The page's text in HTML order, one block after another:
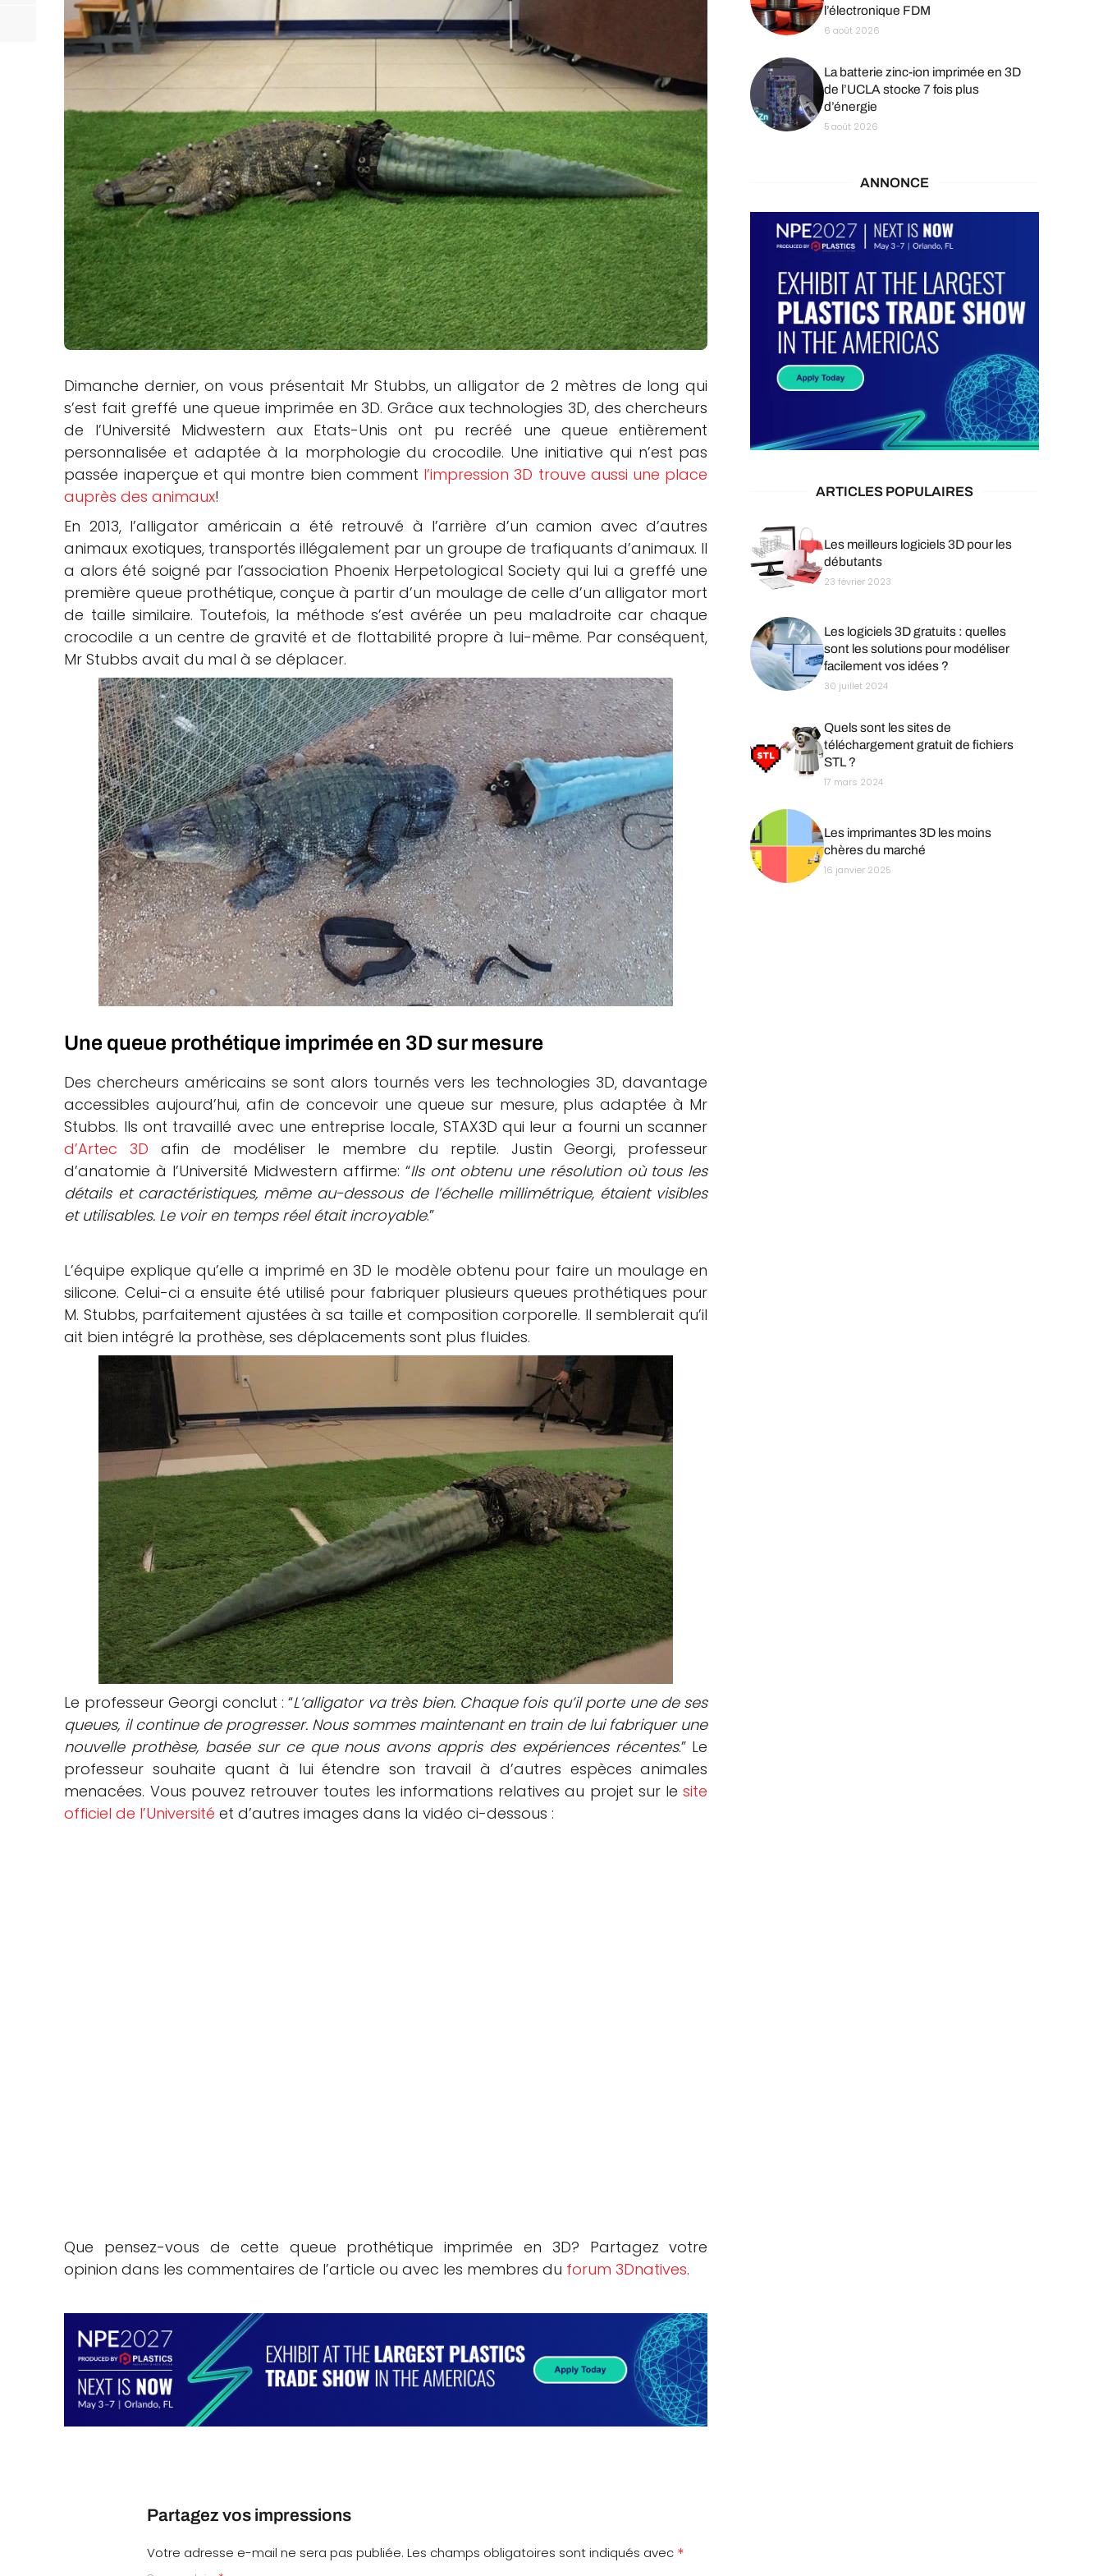
Logiciels 3D
Vidéos
Dimanche dernier, on vous présentait Mr Stubbs, un alligator de 2 mètres de long qui
s’est fait greffé une queue imprimée en 3D. Grâce aux technologies 3D, des chercheurs
de l’Université Midwestern aux Etats-Unis ont pu recréé une queue entièrement
personnalisée et adaptée à la morphologie du crocodile. Une initiative qui n’est pas
passée inaperçue et qui montre bien comment l’impression 3D trouve aussi une place
auprès des animaux!
En 2013, l’alligator américain a été retrouvé à l’arrière d’un camion avec d’autres
animaux exotiques, transportés illégalement par un groupe de trafiquants d’animaux. Il
a alors été soigné par l’association Phoenix Herpetological Society qui lui a greffé une
première queue prothétique, conçue à partir d’un moulage de celle d’un alligator mort
de taille similaire. Toutefois, la méthode s’est avérée un peu maladroite car chaque
crocodile a un centre de gravité et de flottabilité propre à lui-même. Par conséquent,
Mr Stubbs avait du mal à se déplacer.
Une queue prothétique imprimée en 3D sur mesure
Des chercheurs américains se sont alors tournés vers les technologies 3D, davantage
accessibles aujourd’hui, afin de concevoir une queue sur mesure, plus adaptée à Mr
Stubbs. Ils ont travaillé avec une entreprise locale, STAX3D qui leur a fourni un scanner
d’Artec 3D afin de modéliser le membre du reptile. Justin Georgi, professeur
d’anatomie à l’Université Midwestern affirme: “Ils ont obtenu une résolution où tous les
détails et caractéristiques, même au-dessous de l’échelle millimétrique, étaient visibles
et utilisables. Le voir en temps réel était incroyable.”
L’équipe explique qu’elle a imprimé en 3D le modèle obtenu pour faire un moulage en
silicone. Celui-ci a ensuite été utilisé pour fabriquer plusieurs queues prothétiques pour
M. Stubbs, parfaitement ajustées à sa taille et composition corporelle. Il semblerait qu’il
ait bien intégré la prothèse, ses déplacements sont plus fluides.
Le professeur Georgi conclut : “L’alligator va très bien. Chaque fois qu’il porte une de ses
queues, il continue de progresser. Nous sommes maintenant en train de lui fabriquer une
nouvelle prothèse, basée sur ce que nous avons appris des expériences récentes.” Le
professeur souhaite quant à lui étendre son travail à d’autres espèces animales
menacées. Vous pouvez retrouver toutes les informations relatives au projet sur lesite
officiel de l’Université et d’autres images dans la vidéo ci-dessous :
Que pensez-vous de cette queue prothétique imprimée en 3D? Partagez votre
opinion dans les commentaires de l’article ou avec les membres du forum 3Dnatives.
l’électronique FDM
6 août 2026
La batterie zinc-ion imprimée en 3D
de l’UCLA stocke 7 fois plus
d’énergie
5 août 2026
ANNONCE
ARTICLES POPULAIRES
Les meilleurs logiciels 3D pour les
débutants
23 février 2023
Les logiciels 3D gratuits : quelles
sont les solutions pour modéliser
facilement vos idées ?
30 juillet 2024
Quels sont les sites de
téléchargement gratuit de fichiers
STL ?
17 mars 2024
Les imprimantes 3D les moins
chères du marché
16 janvier 2025
Partagez vos impressions
Votre adresse e-mail ne sera pas publiée. Les champs obligatoires sont indiqués avec *